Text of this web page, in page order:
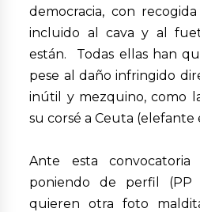
democracia, con
incluido al cava y al
están. Todas ellas han
pese al daño infringido
inútil y mezquino, como
su corsé a Ceuta (elefante
Ante esta
poniendo de perfil (PP
quieren otra foto